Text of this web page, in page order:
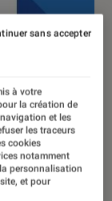
à votre
la création de
et les
les traceurs
cookies
notamment
personnalisation
et pour
sans accepter